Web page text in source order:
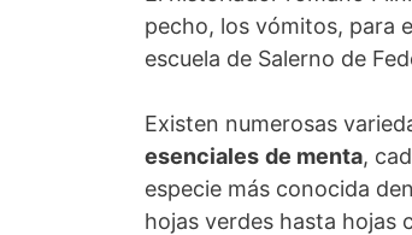
pecho, los vómitos, para
escuela de Salerno de
Existen numerosas
esenciales de menta,
especie más conocida
hojas verdes hasta hojas